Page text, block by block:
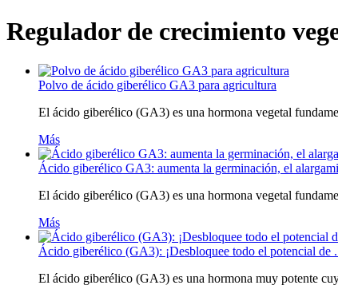
Regulador de crecimiento
Polvo de ácido giberélico GA3 para agricultura
El ácido giberélico (GA3) es una hormona vegetal
Más
Ácido giberélico GA3: aumenta la germinación, el
El ácido giberélico (GA3) es una hormona vegetal
Más
Ácido giberélico (GA3): ¡Desbloquee todo el potencial de
El ácido giberélico (GA3) es una hormona muy potente